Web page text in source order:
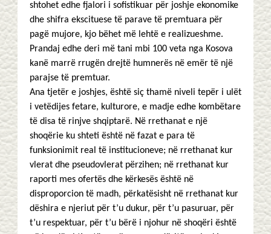
shtohet edhe fjalori i sofistikuar për joshje ekonomike
dhe shifra ekscituese të parave të premtuara për
pagë mujore, kjo bëhet më lehtë e realizueshme.
Prandaj edhe deri më tani mbi 100 veta nga Kosova
kanë marrë rrugën drejtë humnerës në emër të një
parajse të premtuar.
Ana tjetër e joshjes, është siç thamë niveli tepër i ulët
i vetëdijes fetare, kulturore, e madje edhe kombëtare
të disa të rinjve shqiptarë. Në rrethanat e një
shoqërie ku shteti është në fazat e para të
funksionimit real të institucioneve; në rrethanat kur
vlerat dhe pseudovlerat përzihen; në rrethanat kur
raporti mes ofertës dhe kërkesës është në
disproporcion të madh, përkatësisht në rrethanat kur
dëshira e njeriut për t’u dukur, për t’u pasuruar, për
t’u respektuar, për t’u bërë i njohur në shoqëri është